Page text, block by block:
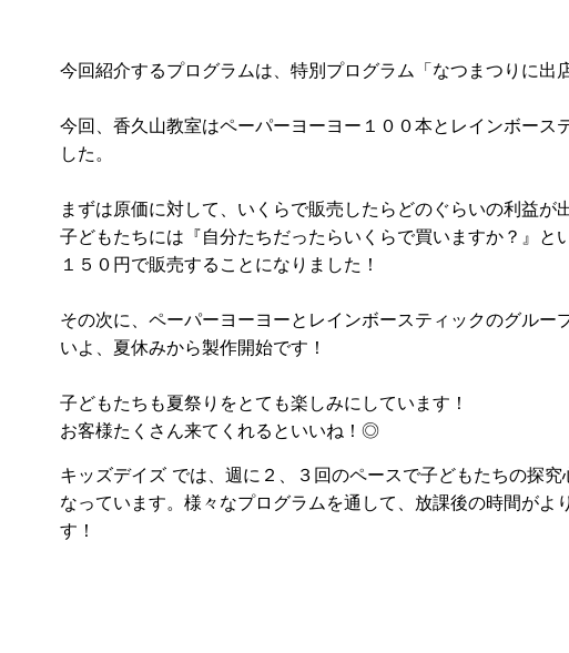
今回紹介するプログラムは、特別プログラム「なつまつりに出
今回、香久山教室はペーパーヨーヨー１００本とレインボース
した。
まずは原価に対して、いくらで販売したらどのぐらいの利益が
子どもたちには『自分たちだったらいくらで買いますか？』と
１５０円で販売することになりました！
その次に、ペーパーヨーヨーとレインボースティックのグルー
いよ、夏休みから製作開始です！
子どもたちも夏祭りをとても楽しみにしています！
お客様たくさん来てくれるといいね！◎
キッズデイズ では、週に２、３回のペースで子どもたちの探
なっています。様々なプログラムを通して、放課後の時間がよ
す！